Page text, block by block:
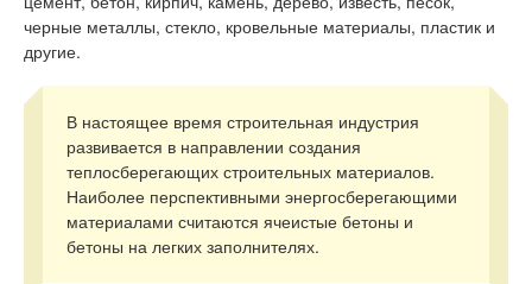
черные металлы, стекло, кровельные материалы, пластик и
другие.
В настоящее время строительная индустрия
развивается в направлении создания
теплосберегающих строительных материалов.
Наиболее перспективными энергосберегающими
материалами считаются ячеистые бетоны и
бетоны на легких заполнителях.